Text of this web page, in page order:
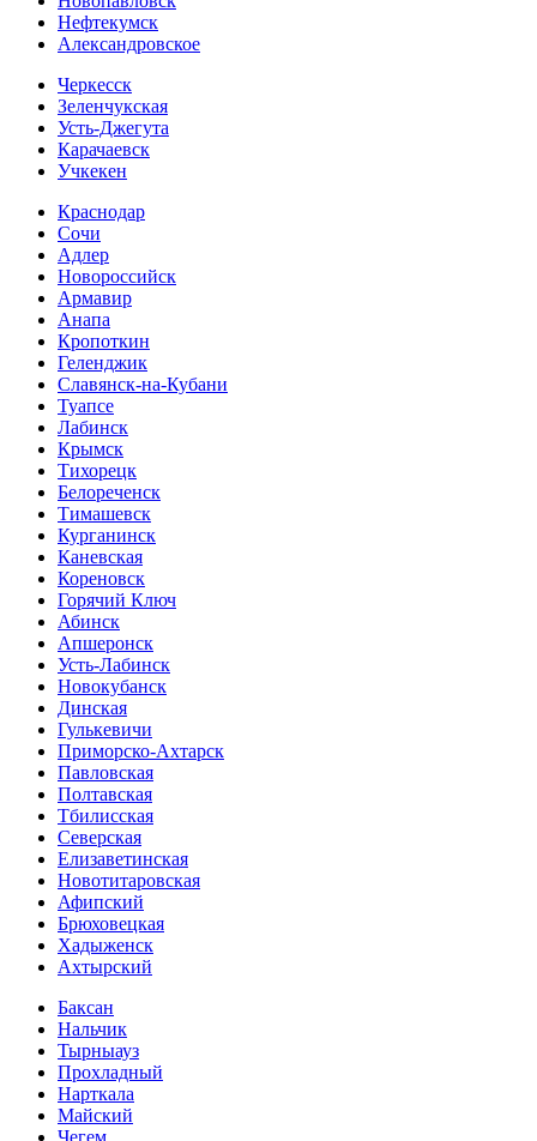
Нефтекумск
Александровское
Черкесск
Зеленчукская
Усть-Джегута
Карачаевск
Учкекен
Краснодар
Сочи
Адлер
Новороссийск
Армавир
Анапа
Кропоткин
Геленджик
Славянск-на-Кубани
Туапсе
Лабинск
Крымск
Тихорецк
Белореченск
Тимашевск
Курганинск
Каневская
Кореновск
Горячий Ключ
Абинск
Апшеронск
Усть-Лабинск
Новокубанск
Динская
Гулькевичи
Приморско-Ахтарск
Павловская
Полтавская
Тбилисская
Северская
Елизаветинская
Новотитаровская
Афипский
Брюховецкая
Хадыженск
Ахтырский
Баксан
Нальчик
Тырныауз
Прохладный
Нарткала
Майский
Чегем